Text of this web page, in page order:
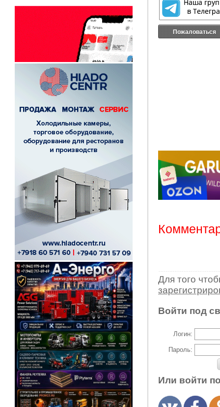
Пожаловаться
Для того
Войти под
Логин:
Пароль:
Или войти